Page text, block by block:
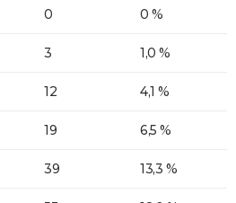
0 0 %
3 1,0 %
12 4,1 %
19 6,5 %
39 13,3 %